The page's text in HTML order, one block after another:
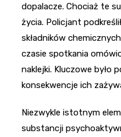
dopalacze. Chociaż te
życia. Policjant
składników
czasie spotkania
naklejki. Kluczowe było
konsekwencje ich
Niezwykle istotnym
substancji